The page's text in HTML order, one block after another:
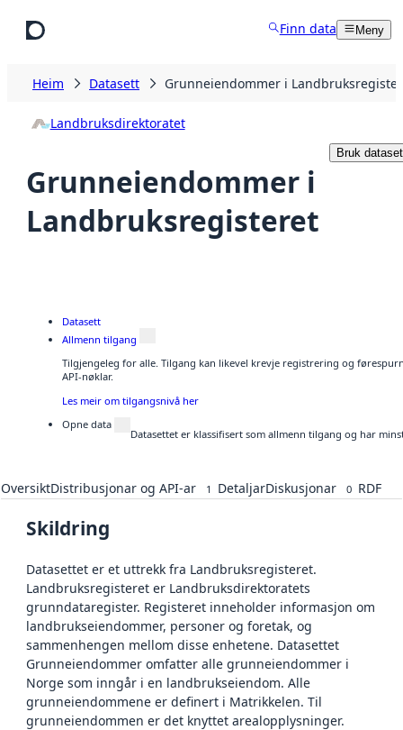
Finn data Meny
Heim Datasett Grunneiendommer i
Landbruksdirektoratet
Grunneiendommer i
Landbruksregisteret
Bruk
Datasett
Allmenn tilgang
Tilgjengeleg for alle. Tilgang kan likevel krevje registrering og
API-nøklar.
Les meir om tilgangsnivå her
Opne data
Datasettet er klassifisert som allmenn tilgang og har
OversiktDistribusjonar og API-ar 1 DetaljarDiskusjonar 0 RDF
Skildring
Datasettet er et uttrekk fra Landbruksregisteret.
Landbruksregisteret er Landbruksdirektoratets
grunndataregister. Registeret inneholder informasjon om
landbrukseiendommer, personer og foretak, og
sammenhengen mellom disse enhetene. Datasettet
Grunneiendommer omfatter alle grunneiendommer i
Norge som inngår i en landbrukseiendom. Alle
grunneiendommene er definert i Matrikkelen. Til
grunneiendommen er det knyttet arealopplysninger.